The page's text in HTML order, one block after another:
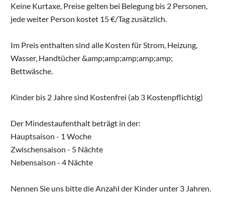
Keine Kurtaxe, Preise gelten bei Belegung bis 2 Personen,
jede weiter Person kostet 15 €/Tag zusätzlich.
Im Preis enthalten sind alle Kosten für Strom, Heizung,
Wasser, Handtücher &amp;amp;amp;amp;amp;
Bettwäsche.
Kinder bis 2 Jahre sind Kostenfrei (ab 3 Kostenpflichtig)
Der Mindestaufenthalt beträgt in der:
Hauptsaison - 1 Woche
Zwischensaison - 5 Nächte
Nebensaison - 4 Nächte
Nennen Sie uns bitte die Anzahl der Kinder unter 3 Jahren.